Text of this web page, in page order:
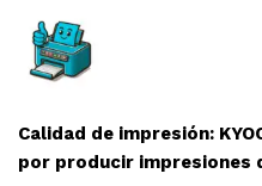
Calidad de impresión:
por producir impresiones